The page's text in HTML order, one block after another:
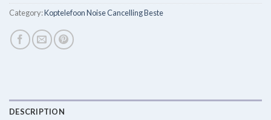
Category:Koptelefoon Noise Cancelling Beste
DESCRIPTION